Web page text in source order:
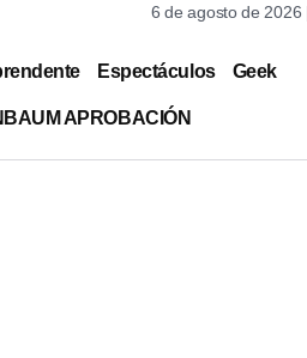
6 de agosto de 2026
Espectáculos Geek
APROBACIÓN